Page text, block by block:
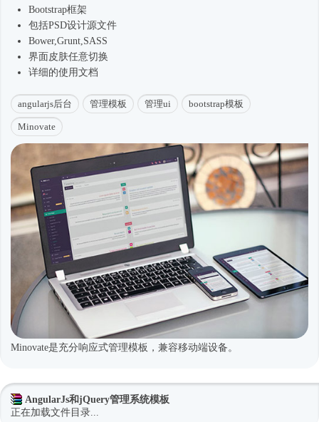
Bootstrap框架
包括PSD设计源文件
Bower,Grunt,SASS
界面皮肤任意切换
详细的使用文档
angularjs后台 管理模板 管理ui bootstrap模板
Minovate
Minovate是充分响应式管理模板，兼容移动端设备。
AngularJs和jQuery管理系统模板
正在加载文件目录...